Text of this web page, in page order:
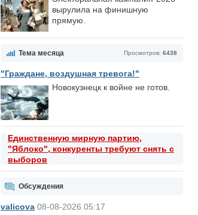
вырулила на финишную
прямую.
Просмотров: 6438
Тема месяца
"Граждане, воздушная тревога!"
Новокузнецк к войне не готов.
Единственную мирную партию,
"Яблоко", конкуренты требуют снять с
выборов
Обсуждения
valicova 08-08-2026 05:17